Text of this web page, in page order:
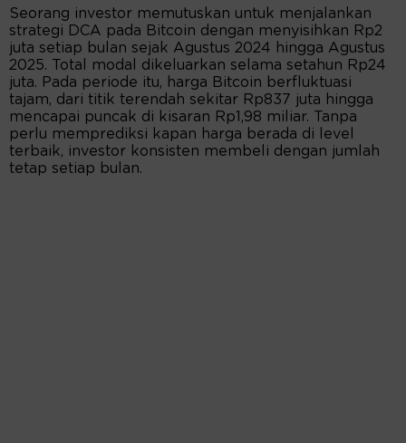
Seorang investor memutuskan untuk menjalankan
strategi DCA pada Bitcoin dengan menyisihkan Rp2
juta setiap bulan sejak Agustus 2024 hingga Agustus
2025. Total modal dikeluarkan selama setahun Rp24
juta. Pada periode itu, harga Bitcoin berfluktuasi
tajam, dari titik terendah sekitar Rp837 juta hingga
mencapai puncak di kisaran Rp1,98 miliar. Tanpa
perlu memprediksi kapan harga berada di level
terbaik, investor konsisten membeli dengan jumlah
tetap setiap bulan.